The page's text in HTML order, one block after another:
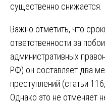
существенно снижается.
Важно отметить, что
ответственности за
административных
РФ) он составляет два
преступлений (статьи
Однако это не отменяет